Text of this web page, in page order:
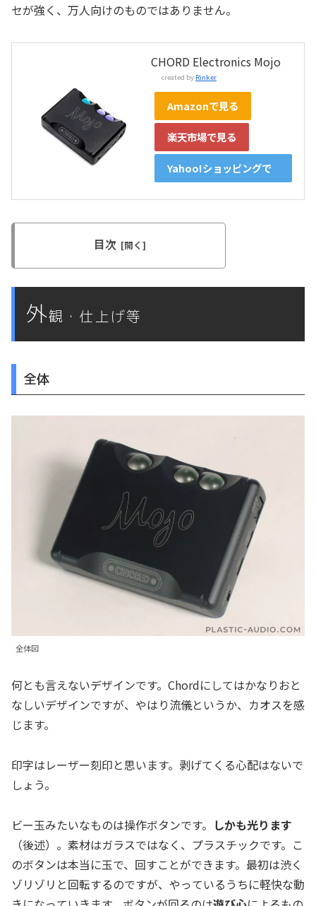
セが強く、万人向けのものではありません。
CHORD Electronics Mojo
created by Rinker
Amazonで見る
楽天市場で見る
Yahoo!ショッピングで
目次
外観・仕上げ等
全体
全体図
何とも言えないデザインです。Chordにしてはかなりおと
なしいデザインですが、やはり流儀というか、カオスを感
じます。
印字はレーザー刻印と思います。剥げてくる心配はないで
しょう。
ビー玉みたいなものは操作ボタンです。 しかも光ります
（後述）。素材はガラスではなく、プラスチックです。こ
のボタンは本当に玉で、回すことができます。最初は渋く
ゾリゾリと回転するのですが、やっているうちに軽快な動